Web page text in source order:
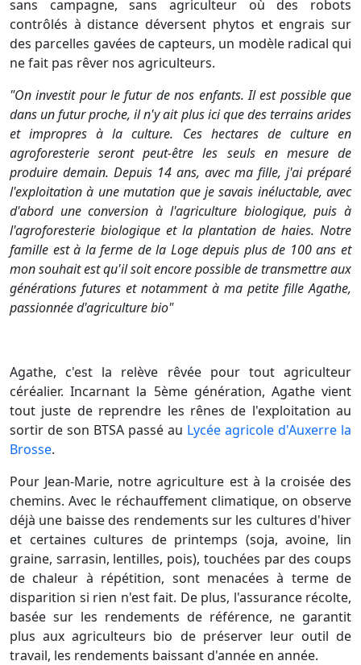
sans campagne, sans agriculteur où des robots
contrôlés à distance déversent phytos et engrais sur
des parcelles gavées de capteurs, un modèle radical qui
ne fait pas rêver nos agriculteurs.
"On investit pour le futur de nos enfants. Il est possible que
dans un futur proche, il n'y ait plus ici que des terrains arides
et impropres à la culture. Ces hectares de culture en
agroforesterie seront peut-être les seuls en mesure de
produire demain. Depuis 14 ans, avec ma fille, j'ai préparé
l'exploitation à une mutation que je savais inéluctable, avec
d'abord une conversion à l'agriculture biologique, puis à
l'agroforesterie biologique et la plantation de haies. Notre
famille est à la ferme de la Loge depuis plus de 100 ans et
mon souhait est qu'il soit encore possible de transmettre aux
générations futures et notamment à ma petite fille Agathe,
passionnée d'agriculture bio"
Agathe, c'est la relève rêvée pour tout agriculteur
céréalier. Incarnant la 5ème génération, Agathe vient
tout juste de reprendre les rênes de l'exploitation au
sortir de son BTSA passé au Lycée agricole d'Auxerre la
Brosse.
Pour Jean-Marie, notre agriculture est à la croisée des
chemins. Avec le réchauffement climatique, on observe
déjà une baisse des rendements sur les cultures d'hiver
et certaines cultures de printemps (soja, avoine, lin
graine, sarrasin, lentilles, pois), touchées par des coups
de chaleur à répétition, sont menacées à terme de
disparition si rien n'est fait. De plus, l'assurance récolte,
basée sur les rendements de référence, ne garantit
plus aux agriculteurs bio de préserver leur outil de
travail, les rendements baissant d'année en année.